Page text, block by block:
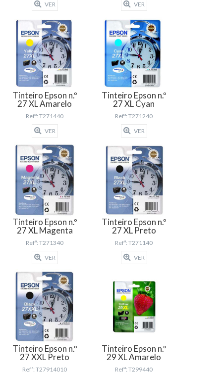
VER
VER
Tinteiro Epson n.º
27 XL Amarelo
Refª: T271440
VER
Tinteiro Epson n.º
27 XL Cyan
Refª: T271240
VER
Tinteiro Epson n.º
27 XL Magenta
Refª: T271340
VER
Tinteiro Epson n.º
27 XL Preto
Refª: T271140
VER
Tinteiro Epson n.º
27 XXL Preto
Refª: T27914010
Tinteiro Epson n.º
29 XL Amarelo
Refª: T299440